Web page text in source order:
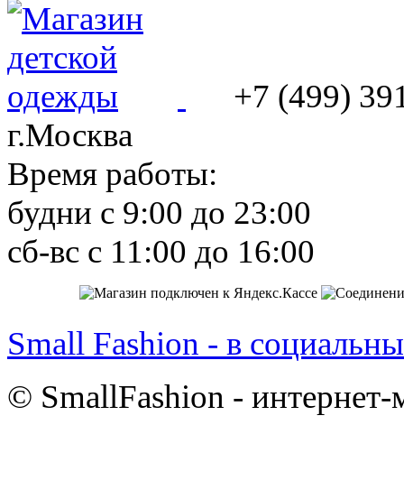
+7 (499)
г.Москва
Время работы:
будни с 9:00 до 23:00
сб-вс с 11:00 до 16:00
Small Fashion - в
© SmallFashion -